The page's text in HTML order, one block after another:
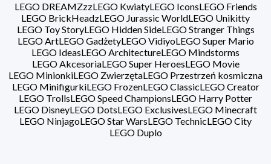
LEGO DREAMZzzLEGO KwiatyLEGO IconsLEGO Friends
LEGO BrickHeadzLEGO Jurassic WorldLEGO Unikitty
LEGO Toy StoryLEGO Hidden SideLEGO Stranger Things
LEGO ArtLEGO GadżetyLEGO VidiyoLEGO Super Mario
LEGO IdeasLEGO ArchitectureLEGO Mindstorms
LEGO AkcesoriaLEGO Super HeroesLEGO Movie
LEGO MinionkiLEGO ZwierzętaLEGO Przestrzeń kosmiczna
LEGO MinifigurkiLEGO FrozenLEGO ClassicLEGO Creator
LEGO TrollsLEGO Speed ChampionsLEGO Harry Potter
LEGO DisneyLEGO DotsLEGO ExclusivesLEGO Minecraft
LEGO NinjagoLEGO Star WarsLEGO TechnicLEGO City
LEGO Duplo